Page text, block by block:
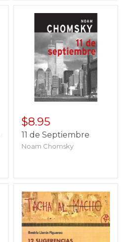
$8.95
11 de Septiembre
Noam Chomsky